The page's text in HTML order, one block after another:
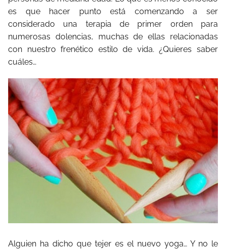
es que hacer punto está comenzando a ser
considerado una terapia de primer orden para
numerosas dolencias, muchas de ellas relacionadas
con nuestro frenético estilo de vida. ¿Quieres saber
cuáles…
Alguien ha dicho que tejer es el nuevo yoga… Y no le